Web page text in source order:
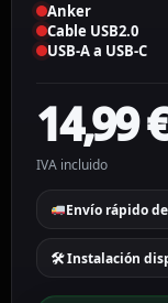
Anker
Cable USB2.0
USB-A a USB-C
14,99€
IVA incluido
Envío rápido
🛠 Instalación